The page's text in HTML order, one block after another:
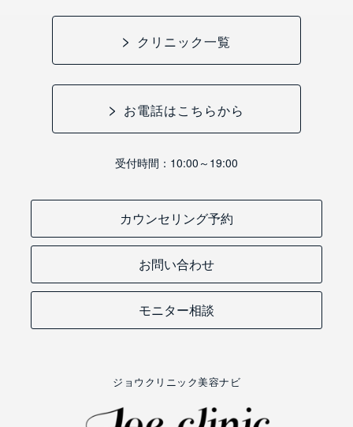
クリニック一覧
お電話はこちらから
受付時間：10:00～19:00
カウンセリング予約
お問い合わせ
モニター相談
ジョウクリニック美容ナビ